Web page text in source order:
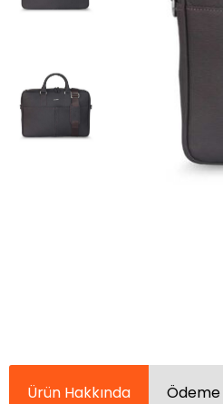
Ürün Hakkında